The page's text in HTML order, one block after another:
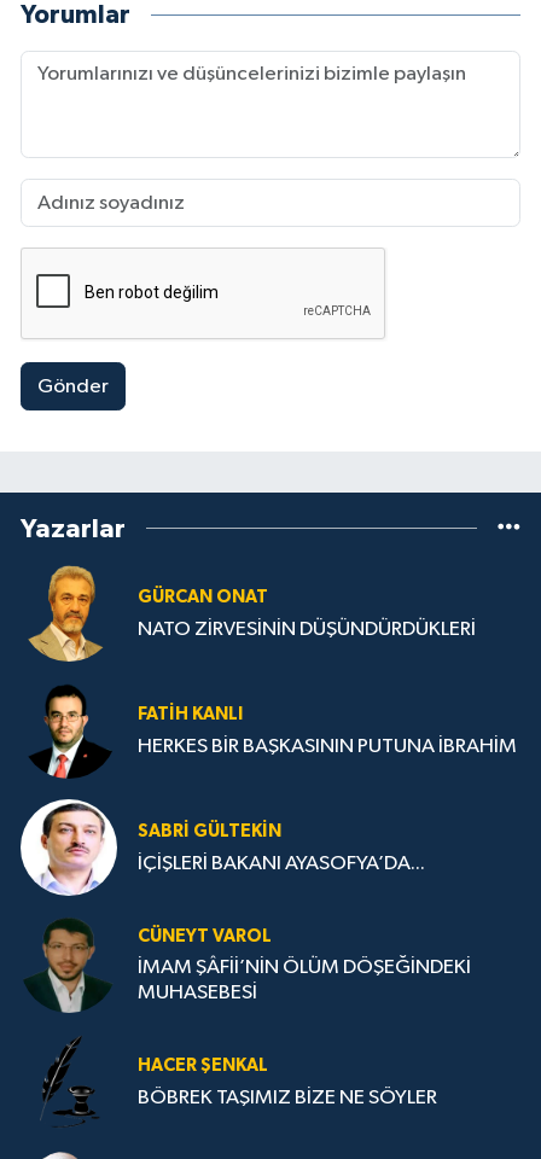
Yorumlar
Gönder
Yazarlar
GÜRCAN ONAT
NATO ZİRVESİNİN DÜŞÜNDÜRDÜKLERİ
FATIH KANLI
HERKES BİR BAŞKASININ PUTUNA İBRAHİM
SABRI GÜLTEKIN
İÇİŞLERİ BAKANI AYASOFYA’DA...
CÜNEYT VAROL
İMAM ŞÂFİİ’NİN ÖLÜM DÖŞEĞİNDEKİ
MUHASEBESİ
HACER ŞENKAL
BÖBREK TAŞIMIZ BİZE NE SÖYLER